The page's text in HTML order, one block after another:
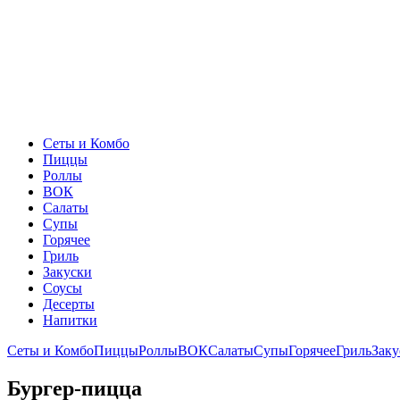
Сеты и Комбо
Пиццы
Роллы
ВОК
Салаты
Супы
Горячее
Гриль
Закуски
Соусы
Десерты
Напитки
Сеты и КомбоПиццыРоллыВОКСалатыСупыГорячееГриль
Бургер-пицца